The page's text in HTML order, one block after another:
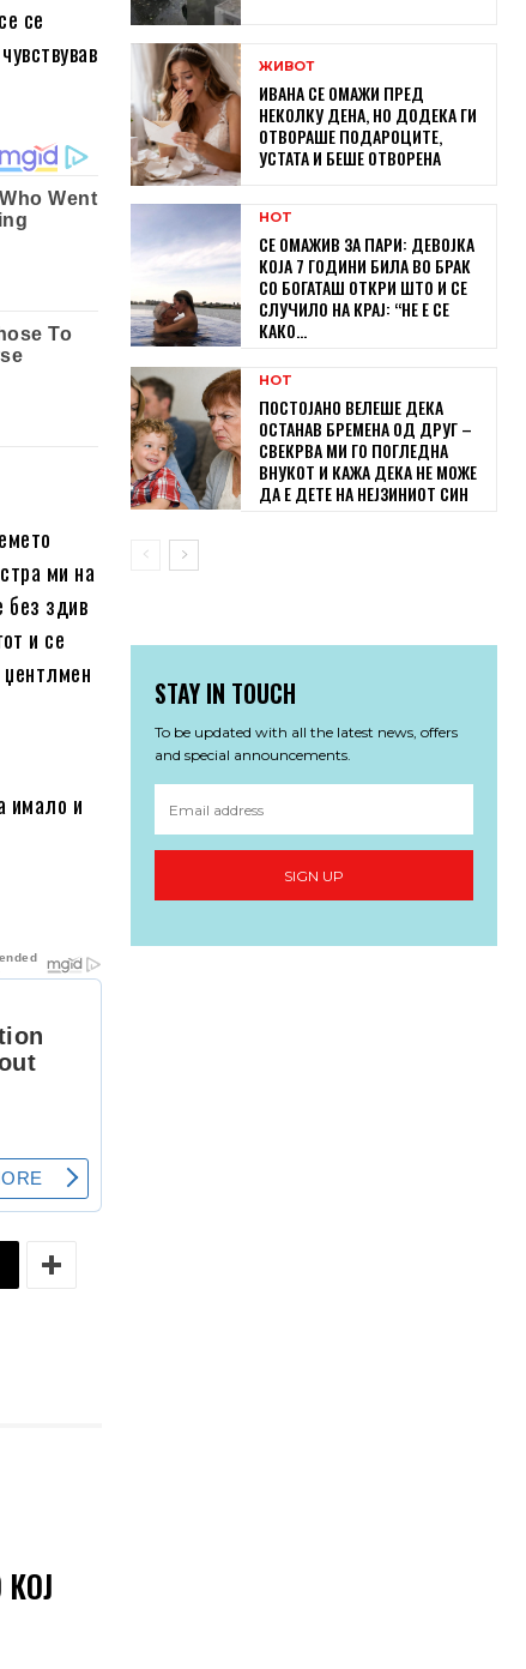
се
ми на
без здив
и се
имало и
ЖИВОТ
ИВАНА СЕ ОМАЖИ ПРЕД
НЕКОЛКУ ДЕНА, НО ДОДЕКА ГИ
ОТВОРАШЕ ПОДАРОЦИТЕ,
УСТАТА И БЕШЕ ОТВОРЕНА
HOT
СЕ ОМАЖИВ ЗА ПАРИ: ДЕВОЈКА
КОЈА 7 ГОДИНИ БИЛА ВО БРАК
СО БОГАТАШ ОТКРИ ШТО И СЕ
СЛУЧИЛО НА КРАЈ: “НЕ Е СЕ
КАКО...
HOT
ПОСТОЈАНО ВЕЛЕШЕ ДЕКА
ОСТАНАВ БРЕМЕНА ОД ДРУГ –
СВЕКРВА МИ ГО ПОГЛЕДНА
ВНУКОТ И КАЖА ДЕКА НЕ МОЖЕ
ДА Е ДЕТЕ НА НЕЈЗИНИОТ СИН
STAY IN TOUCH
To be updated with all the latest news, offers
and special announcements.
SIGN UP